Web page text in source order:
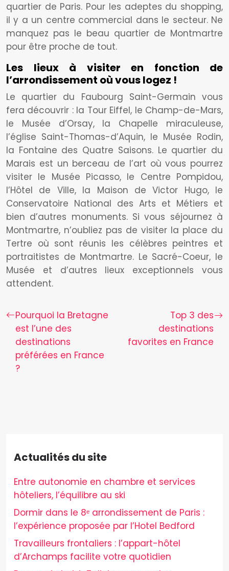
quartier de Paris. Pour les adeptes du shopping,
il y a un centre commercial dans le secteur. Ne
manquez pas le beau quartier de Montmartre
pour être proche de tout.
Les lieux à visiter en fonction de
l’arrondissement où vous logez !
Le quartier du Faubourg Saint-Germain vous
fera découvrir : la Tour Eiffel, le Champ-de-Mars,
le Musée d’Orsay, la Chapelle miraculeuse,
l’église Saint-Thomas-d’Aquin, le Musée Rodin,
la Fontaine des Quatre Saisons. Le quartier du
Marais est un berceau de l’art où vous pourrez
visiter le Musée Picasso, le Centre Pompidou,
l’Hôtel de Ville, la Maison de Victor Hugo, le
Conservatoire National des Arts et Métiers et
bien d’autres monuments. Si vous séjournez à
Montmartre, n’oubliez pas de visiter la place du
Tertre où sont réunis les célèbres peintres et
portraitistes de Montmartre. Le Sacré-Coeur, le
Musée et d’autres lieux exceptionnels vous
attendent.
Pourquoi la Bretagne
est l’une des
destinations
préférées en France
?
Top 3 des
destinations
favorites en France
Actualités du site
Entre autonomie en chambre et services
hôteliers, l’équilibre au ski
Dormir dans le 8ᵉ arrondissement de Paris :
l’expérience proposée par l’Hotel Bedford
Travailleurs frontaliers : l’appart-hôtel
d’Archamps facilite votre quotidien